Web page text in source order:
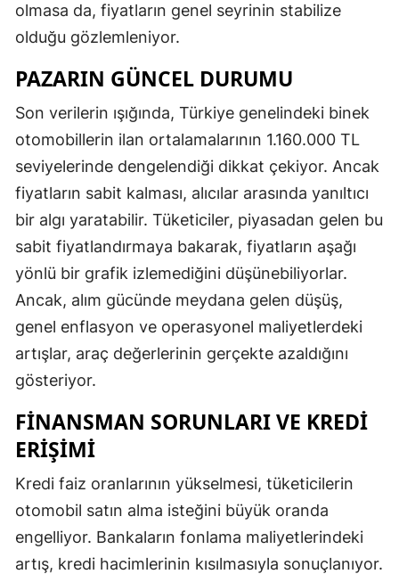
olmasa da, fiyatların genel seyrinin stabilize
olduğu gözlemleniyor.
PAZARIN GÜNCEL DURUMU
Son verilerin ışığında, Türkiye genelindeki binek
otomobillerin ilan ortalamalarının 1.160.000 TL
seviyelerinde dengelendiği dikkat çekiyor. Ancak
fiyatların sabit kalması, alıcılar arasında yanıltıcı
bir algı yaratabilir. Tüketiciler, piyasadan gelen bu
sabit fiyatlandırmaya bakarak, fiyatların aşağı
yönlü bir grafik izlemediğini düşünebiliyorlar.
Ancak, alım gücünde meydana gelen düşüş,
genel enflasyon ve operasyonel maliyetlerdeki
artışlar, araç değerlerinin gerçekte azaldığını
gösteriyor.
FINANSMAN SORUNLARI VE KREDI
ERIŞIMI
Kredi faiz oranlarının yükselmesi, tüketicilerin
otomobil satın alma isteğini büyük oranda
engelliyor. Bankaların fonlama maliyetlerindeki
artış, kredi hacimlerinin kısılmasıyla sonuçlanıyor.